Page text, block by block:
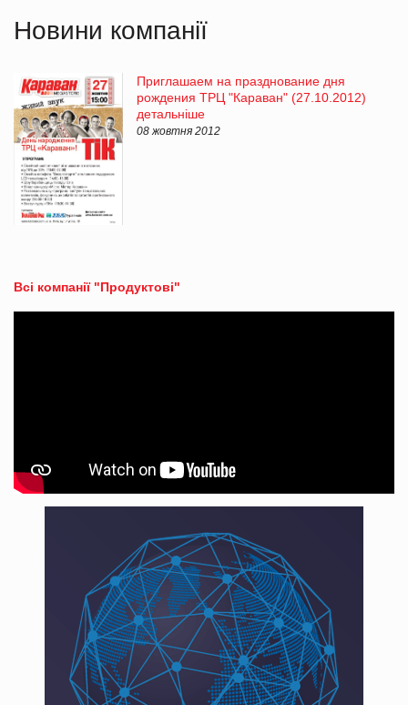
Новини компанії
Приглашаем на празднование дня
рождения ТРЦ "Караван" (27.10.2012)
детальніше
08 жовтня 2012
Всі компанії "Продуктові"